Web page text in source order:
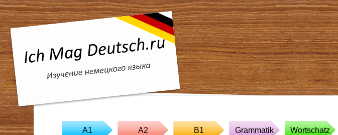
A1 A2 B1 Grammatik Wortschatz